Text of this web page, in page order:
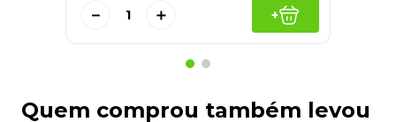
＋
－ +
Quem comprou também levou